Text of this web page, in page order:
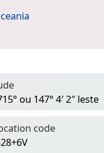
ou 147° 4′ 2″ leste
code